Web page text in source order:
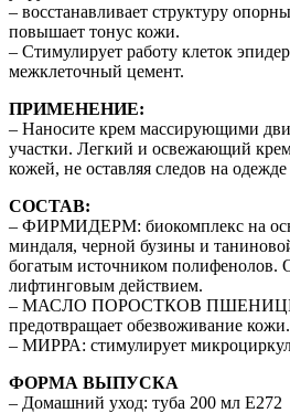
– восстанавливает структуру
повышает тонус кожи.
– Стимулирует работу клеток
межклеточный цемент.
ПРИМЕНЕНИЕ:
– Наносите крем массирующими
участки. Легкий и освежающий
кожей, не оставляя следов на
СОСТАВ:
– ФИРМИДЕРМ: биокомплекс на
миндаля, черной бузины и
богатым источником полифенолов.
лифтинговым действием.
– МАСЛО ПОРОСТКОВ ПШЕНИЦЫ:
предотвращает обезвоживание кожи.
– МИРРА: стимулирует
ФОРМА ВЫПУСКА
– Домашний уход: туба 200 мл Е272